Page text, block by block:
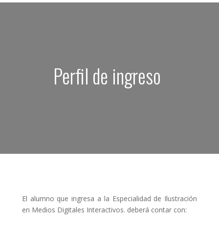
Perfil de ingreso
El alumno que ingresa a la Especialidad de Ilustración
en Medios Digitales Interactivos. deberá contar con: